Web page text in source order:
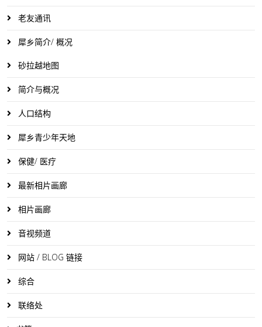
老友通讯
犀乡简介/ 概况
砂拉越地图
简介与概况
人口结构
犀乡青少年天地
保健/ 医疗
最新相片画廊
相片画廊
音视频道
网站 / BLOG 链接
综合
联络处